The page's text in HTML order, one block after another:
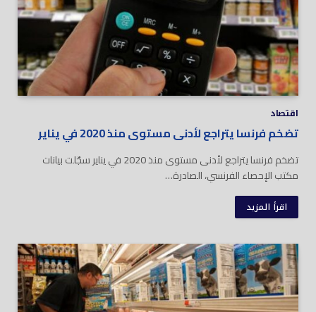
اقتصاد
تضخم فرنسا يتراجع لأدنى مستوى منذ 2020 في يناير
تضخم فرنسا يتراجع لأدنى مستوى منذ 2020 في يناير سجّلت بيانات
مكتب الإحصاء الفرنسي، الصادرة…
اقرأ المزيد